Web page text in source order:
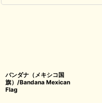
バンダナ（メキシコ国
旗）/Bandana Mexican
Flag